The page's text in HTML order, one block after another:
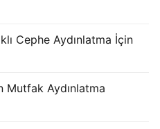
Cephe Aydınlatma İçin
Mutfak Aydınlatma